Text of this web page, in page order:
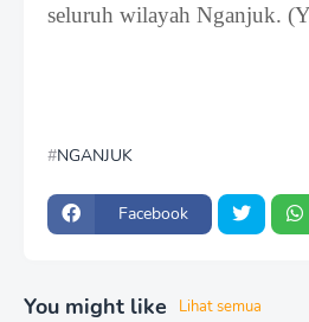
seluruh wilayah Nganjuk.
NGANJUK
Facebook
You might like Lihat semua